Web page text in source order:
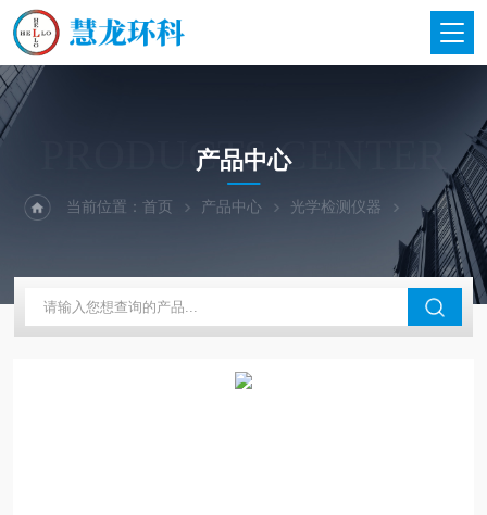
PRODUCTS CENTER
产品中心
当前位置：首页 产品中心 光学检测仪器 英国